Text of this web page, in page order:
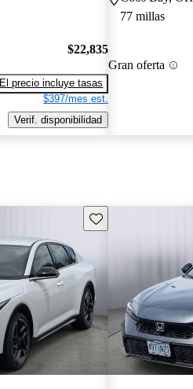
$22,835
El precio incluye tasas
$397/mes est.
Verif. disponibilidad
77 millas
Gran oferta
Guarda este Aviso